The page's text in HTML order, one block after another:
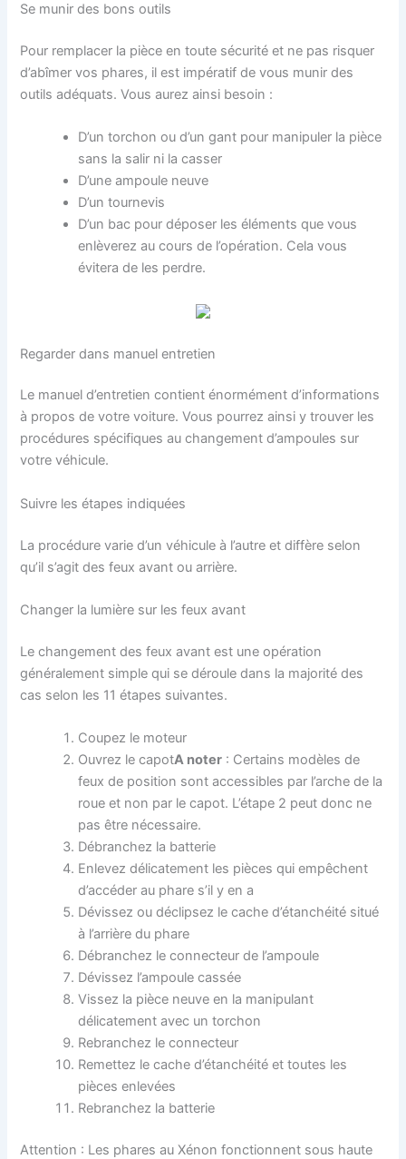
Se munir des bons outils
Pour remplacer la pièce en toute sécurité et ne pas risquer
d’abîmer vos phares, il est impératif de vous munir des
outils adéquats. Vous aurez ainsi besoin :
D’un torchon ou d’un gant pour manipuler la pièce
sans la salir ni la casser
D’une ampoule neuve
D’un tournevis
D’un bac pour déposer les éléments que vous
enlèverez au cours de l’opération. Cela vous
évitera de les perdre.
Regarder dans manuel entretien
Le manuel d’entretien contient énormément d’informations
à propos de votre voiture. Vous pourrez ainsi y trouver les
procédures spécifiques au changement d’ampoules sur
votre véhicule.
Suivre les étapes indiquées
La procédure varie d’un véhicule à l’autre et diffère selon
qu’il s’agit des feux avant ou arrière.
Changer la lumière sur les feux avant
Le changement des feux avant est une opération
généralement simple qui se déroule dans la majorité des
cas selon les 11 étapes suivantes.
Coupez le moteur
Ouvrez le capotA noter : Certains modèles de
feux de position sont accessibles par l’arche de la
roue et non par le capot. L’étape 2 peut donc ne
pas être nécessaire.
Débranchez la batterie
Enlevez délicatement les pièces qui empêchent
d’accéder au phare s’il y en a
Dévissez ou déclipsez le cache d’étanchéité situé
à l’arrière du phare
Débranchez le connecteur de l’ampoule
Dévissez l’ampoule cassée
Vissez la pièce neuve en la manipulant
délicatement avec un torchon
Rebranchez le connecteur
Remettez le cache d’étanchéité et toutes les
pièces enlevées
Rebranchez la batterie
Attention : Les phares au Xénon fonctionnent sous haute